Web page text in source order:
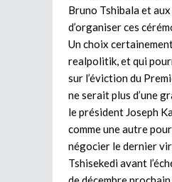
Bruno Tshibala et
d’organiser ces
Un choix
realpolitik, et qui
sur l’éviction du
ne serait plus d’une
le président Joseph
comme une autre
négocier le dernier
Tshisekedi avant